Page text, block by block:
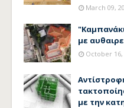
March 09,
με
October 16,
με την